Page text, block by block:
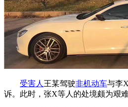
受害人 王某驾驶非机动车与李
诉。此时，张X等人的处境颇为艰